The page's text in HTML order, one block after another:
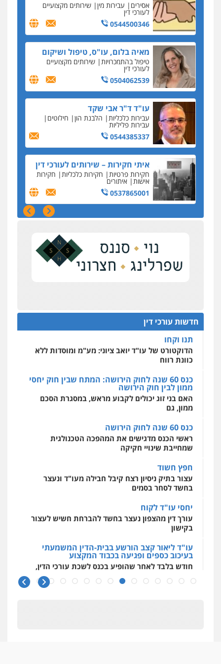
מאיה בלום, עו"ס, טיפול ושיקום
טיפול בהתמכרויות שירותים מקצועיים
לעורכי דין
0504062539
עו"ד ד"ר אבי שקד
עבירות כלכליות הלבנת הון חילוטים
עבירות פליליות
0544385337
איתי חקירות – שירותים לעורכי דין
חקירות פרטיות חקירות כלכליות חקירות
אישות
איתורים
0537865001
ניר קידר – צלם
צילום עורכי דין שירותים מקצועיים לעורכי
דין
רונן הלל – מוניטין
מחיקת כתבות מגוגל ודחיקת אזכורים
שליליים
שירותים מקצועיים לעורכי דין
0522508109
מקצועיים לעורכי דין
מרכז התחלה חדשה
0544500346
חדשות עורכי דין
ההלוואות של משפחת הרינג
הפרקליטות: הרב נתנאל חייק ואביו הרב אריה חייק
שמשו אנשי
החשוד ברצח עו"ד ארבל פלדמן טען לרקע נפשי
ושתק בחקירתו
בבית המשפט התברר כי לחשוד, אחמד אלרג'וב
מרמלה, לא נערכה
יחסי עו"ד לקוח
עורכת דין נעצרה בחשד להעברת סם לנאשם בכלא
השרון
דבר למיקרופון
נציב תלונות הציבור על השופטים: עדיף למעט
בפרקטיקה של דיונים "מחוץ לפרוטוקול"
על חשבון הלקוח
מאסר בפועל לעו"ד שעקץ שני מיליון שקל על דירה
ששייכת ללקוחותיו
על סדר היום
כנס תובענות ייצוגיות: "בעקבות ה-AI התפתח טרנד
תביעות הגנת הפרטיות"
להגנה על עסקים קטנים
תנו וקחו
הדוקטורט של עו"ד יואב ציוני: מע"מ ומוסדות ללא
כוונת רווח
ממון לבין חוק הירושה
האם בני זוג יכולים לקבוע מראש, במסגרת הסכם
ממון, גם
ראשי הכנס מדגישים את המהפכה הטכנולגית
שמחייבת שינויי חקיקה
עצור בתיק ניסיון רצח קיבל חבילה מעו"ד ונעצר
בחשד לסחר בסמים
עורך דין מהצפון נעצר בחשד להברחת חשיש לעצור
בקישון
בעיכוב כספים ופגיעה בכבוד המקצוע
חודש בלבד לאחר שהופיע בכנס לשכת עורכי הדין,
קצב הורשע